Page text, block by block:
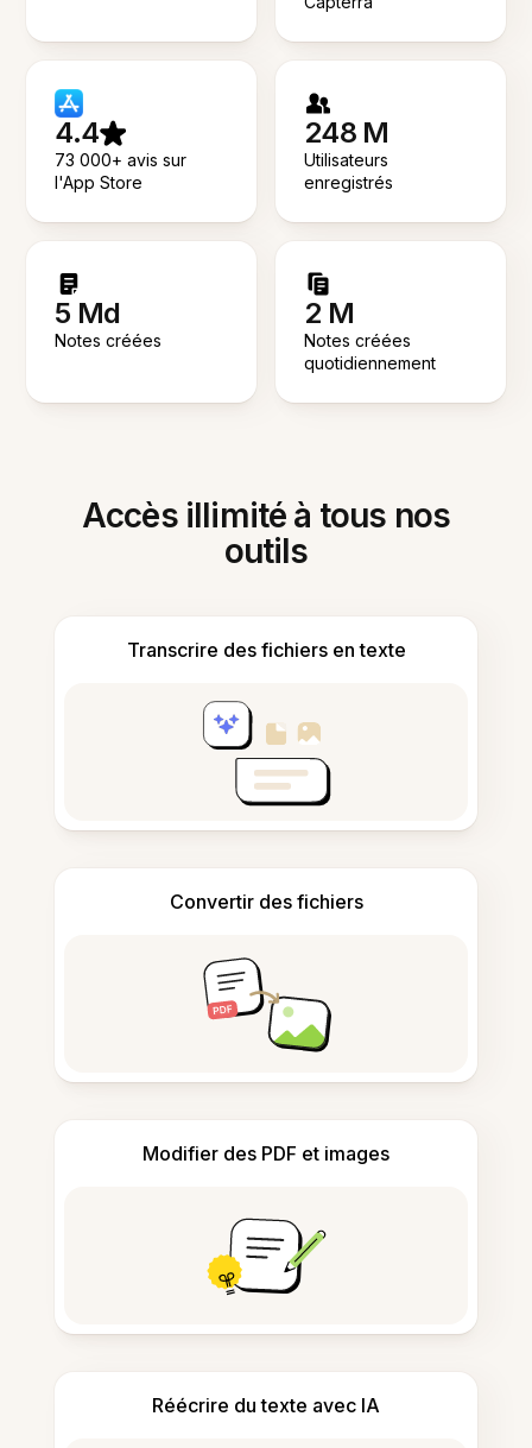
4.4
73 000+ avis sur
l'App Store
248 M
Utilisateurs
enregistrés
5 Md
Notes créées
2 M
Notes créées
quotidiennement
Accès illimité à tous nos
outils
Transcrire des fichiers en texte
Convertir des fichiers
Modifier des PDF et images
Réécrire du texte avec IA